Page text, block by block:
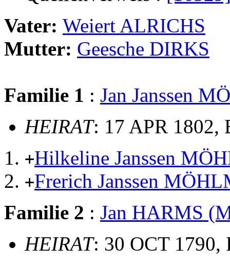
Vater: Weiert ALRICHS
Mutter: Geesche DIRKS
Familie 1 : Jan Janssen
HEIRAT: 17 APR 1802,
+Hilkeline Janssen
+Frerich Janssen
Familie 2 : Jan HARMS
HEIRAT: 30 OCT 1790,